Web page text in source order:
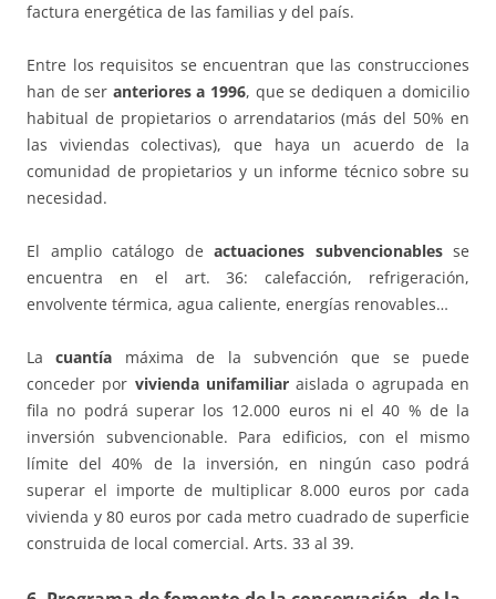
factura energética de las familias y del país.
Entre los requisitos se encuentran que las construcciones
han de ser anteriores a 1996, que se dediquen a domicilio
habitual de propietarios o arrendatarios (más del 50% en
las viviendas colectivas), que haya un acuerdo de la
comunidad de propietarios y un informe técnico sobre su
necesidad.
El amplio catálogo de actuaciones subvencionablesse
encuentra en el art. 36: calefacción, refrigeración,
envolvente térmica, agua caliente, energías renovables…
Lacuantía máxima de la subvención que se puede
conceder por vivienda unifamiliaraislada o agrupada en
fila no podrá superar los 12.000 euros ni el 40 % de la
inversión subvencionable. Para edificios, con el mismo
límite del 40% de la inversión, en ningún caso podrá
superar el importe de multiplicar 8.000 euros por cada
vivienda y 80 euros por cada metro cuadrado de superficie
construida de local comercial. Arts. 33 al 39.